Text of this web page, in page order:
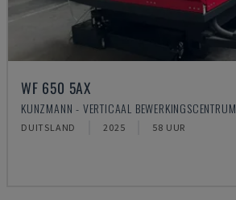
WF 650 5AX
KUNZMANN - VERTICAAL BEWERKINGSCENTRUM
DUITSLAND 2025 58 UUR